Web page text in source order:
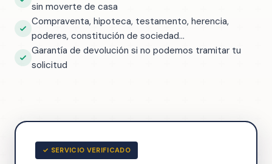
sin moverte de casa
Compraventa, hipoteca, testamento, herencia,
poderes, constitución de sociedad...
Garantía de devolución si no podemos tramitar tu
solicitud
✓ SERVICIO VERIFICADO